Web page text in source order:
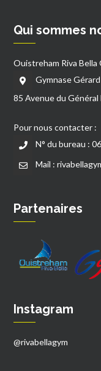
Qui sommes
Ouistreham Riva Bella
Gymnase
85 Avenue du
Pour nous contacter :
N° du bureau :
Mail :
Partenaires
Instagram
@rivabellagym